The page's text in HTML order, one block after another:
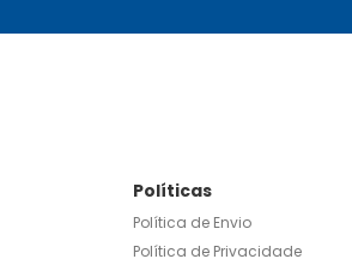
Políticas
Política de Envio
Política de Privacidade